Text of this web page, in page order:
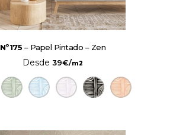
Nº175 – Papel Pintado – Zen
Desde 39€/m2